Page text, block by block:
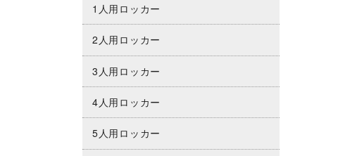
1人用ロッカー
2人用ロッカー
3人用ロッカー
4人用ロッカー
5人用ロッカー